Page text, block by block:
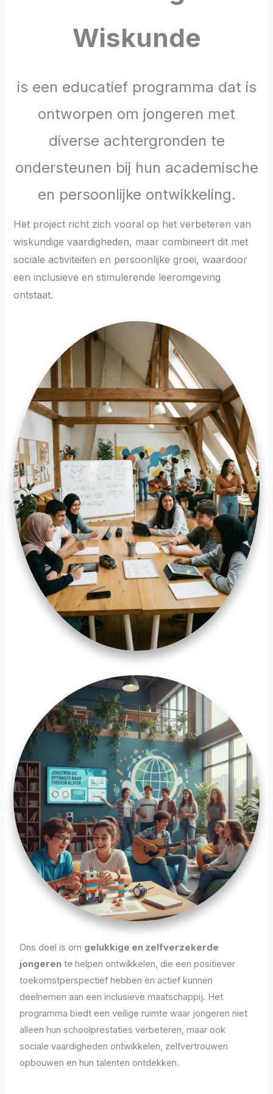
Wiskunde
is een educatief programma dat is
ontworpen om jongeren met
diverse achtergronden te
ondersteunen bij hun academische
en persoonlijke ontwikkeling.
Het project richt zich vooral op het verbeteren van
wiskundige vaardigheden, maar combineert dit met
sociale activiteiten en persoonlijke groei, waardoor
een inclusieve en stimulerende leeromgeving
ontstaat.
Ons doel is om gelukkige en zelfverzekerde
jongeren te helpen ontwikkelen, die een positiever
toekomstperspectief hebben en actief kunnen
deelnemen aan een inclusieve maatschappij. Het
programma biedt een veilige ruimte waar jongeren niet
alleen hun schoolprestaties verbeteren, maar ook
sociale vaardigheden ontwikkelen, zelfvertrouwen
opbouwen en hun talenten ontdekken.